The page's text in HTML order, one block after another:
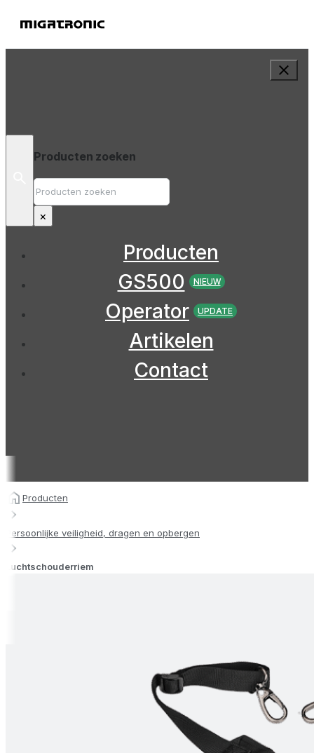
Producten zoeken
Zoek
op
×
Producten
GS500
NIEUW
Operator UPDATE
Artikelen
Contact
Producten
Persoonlijke veiligheid, dragen en opbergen
Luchtschouderriem